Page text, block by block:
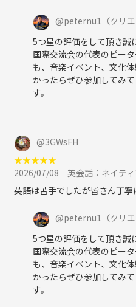
@peternu1
（クリ
5つ星の評価をして頂き誠
国際交流会の代表のピー
も、音楽イベント、文化
かったらぜひ参加してみ
す。
@3GWsFH
★★★★★
2026/07/08
英会話：ネイティブと繋が
英語は苦手でしたが皆さん丁寧
@peternu1
（クリ
5つ星の評価をして頂き誠
国際交流会の代表のピー
も、音楽イベント、文化
かったらぜひ参加してみ
す。